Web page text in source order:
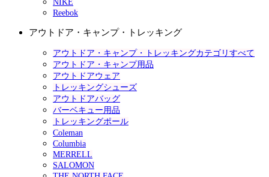
NIKE
Reebok
アウトドア・キャンプ・トレッキング
アウトドア・キャンプ・トレッキングカテゴリすべて
アウトドア・キャンプ用品
アウトドアウェア
トレッキングシューズ
アウトドアバッグ
バーベキュー用品
トレッキングポール
Coleman
Columbia
MERRELL
SALOMON